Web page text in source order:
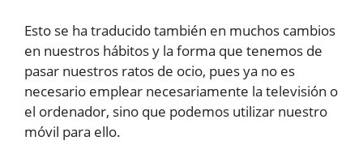
Esto se ha traducido también en muchos cambios
en nuestros hábitos y la forma que tenemos de
pasar nuestros ratos de ocio, pues ya no es
necesario emplear necesariamente la televisión o
el ordenador, sino que podemos utilizar nuestro
móvil para ello.